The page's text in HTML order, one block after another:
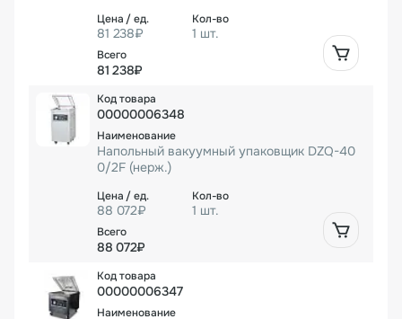
81 238₽ 1 шт.
81 238₽
00000006348
Напольный вакуумный упаковщик DZQ-40
0/2F (нерж.)
88 072₽ 1 шт.
88 072₽
00000006347